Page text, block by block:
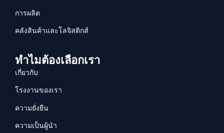
การผลิต
คลังสินค้าและโลจิสติกส์
ทำไมต้องเลือกเรา
เกี่ยวกับ
โรงงานของเรา
ความยั่งยืน
ความเป็นผู้นำ